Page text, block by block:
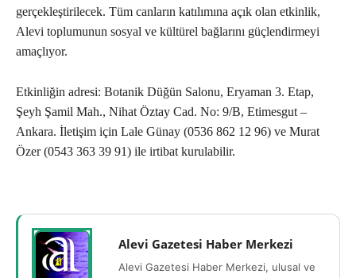
gerçekleştirilecek. Tüm canların katılımına açık olan etkinlik,
Alevi toplumunun sosyal ve kültürel bağlarını güçlendirmeyi
amaçlıyor.
Etkinliğin adresi: Botanik Düğün Salonu, Eryaman 3. Etap,
Şeyh Şamil Mah., Nihat Öztay Cad. No: 9/B, Etimesgut –
Ankara. İletişim için Lale Günay (0536 862 12 96) ve Murat
Özer (0543 363 39 91) ile irtibat kurulabilir.
Alevi Gazetesi Haber Merkezi
Alevi Gazetesi Haber Merkezi, ulusal ve